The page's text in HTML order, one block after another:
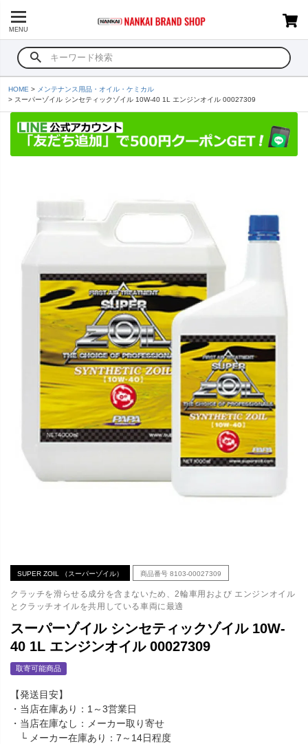
MENU
HOME
メンテナンス用品・オイル・ケミカル
スーパーゾイル シンセティックゾイル 10W-40 1L エンジンオイル 00027309
SUPER ZOIL （スーパーゾイル） 商品番号 8103-00027309
クラッチを滑らせる成分を含まないため、2輪車用および エンジンオイル
とクラッチオイルを共用している車両に最適
スーパーゾイル シンセティックゾイル 10W-
40 1L エンジンオイル 00027309
取寄可能商品
【発送目安】
・当店在庫あり：1～3営業日
・当店在庫なし：メーカー取り寄せ
└ メーカー在庫あり：7～14日程度